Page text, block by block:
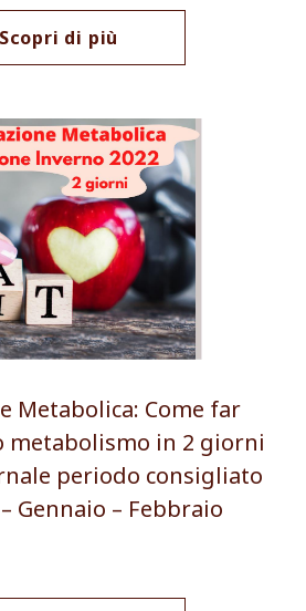
Scopri di più
Metabolica: Come far
in 2 giorni
periodo consigliato
Gennaio – Febbraio